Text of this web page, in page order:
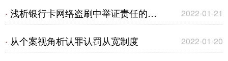
投保人同意的情形下撤销，保险公司
· 浅析银行卡网络盗刷中举证责任的承
担及认定标准
2022-01-21
· 从个案视角析认罪认罚从宽制度 2022-01-20